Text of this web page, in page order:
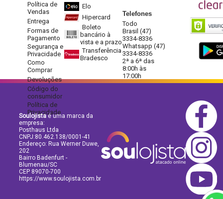
Política de
Vendas
Entrega
Formas de
Pagamento
Segurança e
Privacidade
Como
Comprar
Devoluções
Código do
consumidor
Política de
Privacidade
Elo
Hipercard
Boleto
bancário à
vista e a prazo
Transferência
Bradesco
Telefones
Todo
Brasil (47)
3334-8336
Whatsapp (47)
3334-8336
2ª a 6ª das
8:00h às
17:00h
Soulojistaé uma marca da
empresa:
Posthaus Ltda
CNPJ:80.462.138/0001-41
Endereço: Rua Werner Duwe,
202
Bairro Badenfurt -
Blumenau/SC
CEP 89070-700
https://www.soulojista.com.br